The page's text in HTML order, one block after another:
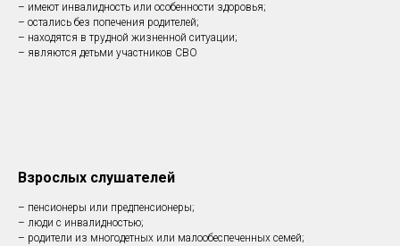
– имеют инвалидность или особенности здоровья;
– остались без попечения родителей;
– находятся в трудной жизненной ситуации;
– являются детьми участников СВО
Взрослых слушателей
– пенсионеры или предпенсионеры;
– люди с инвалидностью;
– родители из многодетных или малообеспеченных семей;